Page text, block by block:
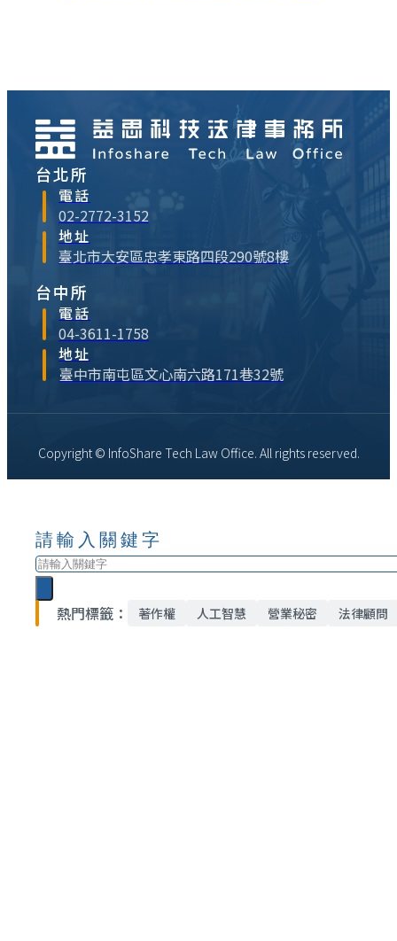
（DHS）的海關與邊境保護局（U.S.
Customs and Boder Protection）以輸入
產品涉及強迫勞動（Forced Labor）予以
邊境扣留之執法，特別是2025年巨大機械
（Giant）遭到CBP核發暫扣令（WRO）之
案例，以及待立法院審查之「臺美對等貿易
協定」中，台灣政府之相關承諾，說明在供
應鏈重組及非紅供應鏈下，臺商面臨美國政
府之複合式制裁執法及建立整合性法令遵循
之挑戰。
台北所
電話
02-2772-3152
地址
臺北市大安區忠孝東路四段290號8樓
台中所
電話
04-3611-1758
地址
臺中市南屯區文心南六路171巷32號
Copyright © InfoShare Tech Law Office. All rights reserved.
請輸入關鍵字
搜
尋
熱門標籤：
著作權 人工智慧 營業秘密 法律顧問